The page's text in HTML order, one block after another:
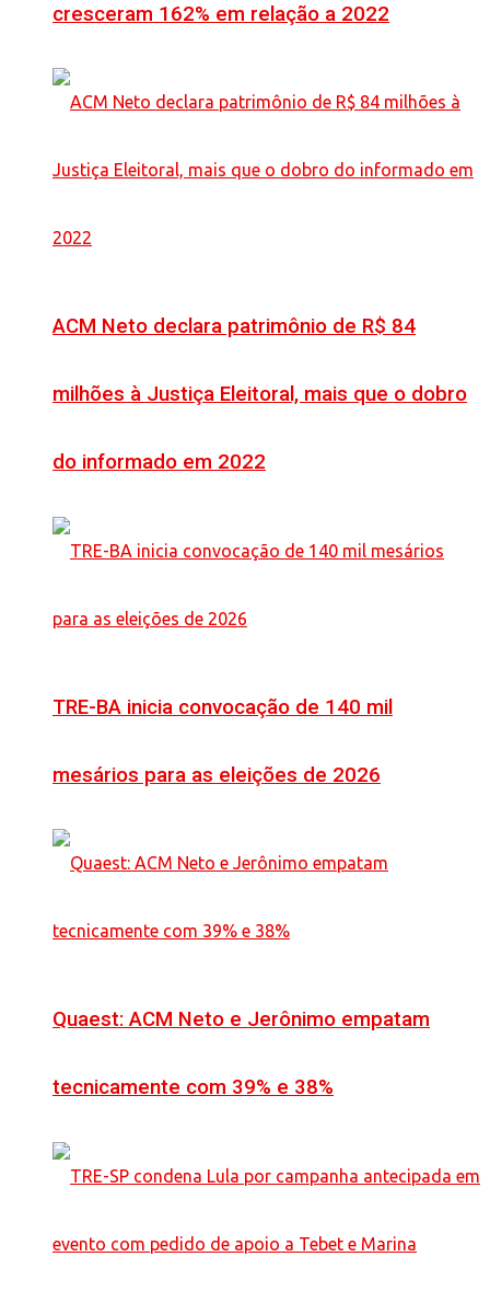
cresceram 162% em relação a 2022
ACM Neto declara patrimônio de R$ 84
milhões à Justiça Eleitoral, mais que o dobro
do informado em 2022
TRE-BA inicia convocação de 140 mil
mesários para as eleições de 2026
Quaest: ACM Neto e Jerônimo empatam
tecnicamente com 39% e 38%